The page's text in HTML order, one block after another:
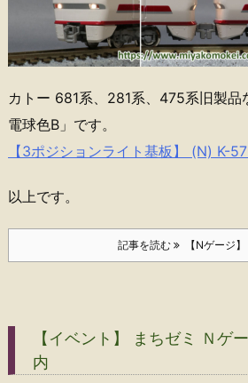
カトー 681系、281系、475系旧製品
電球色B」です。
【3ポジションライト基板】 (N) K-
以上です。
記事を読む 【Nゲージ】
【イベント】 まちゼミ Ｎゲ
内